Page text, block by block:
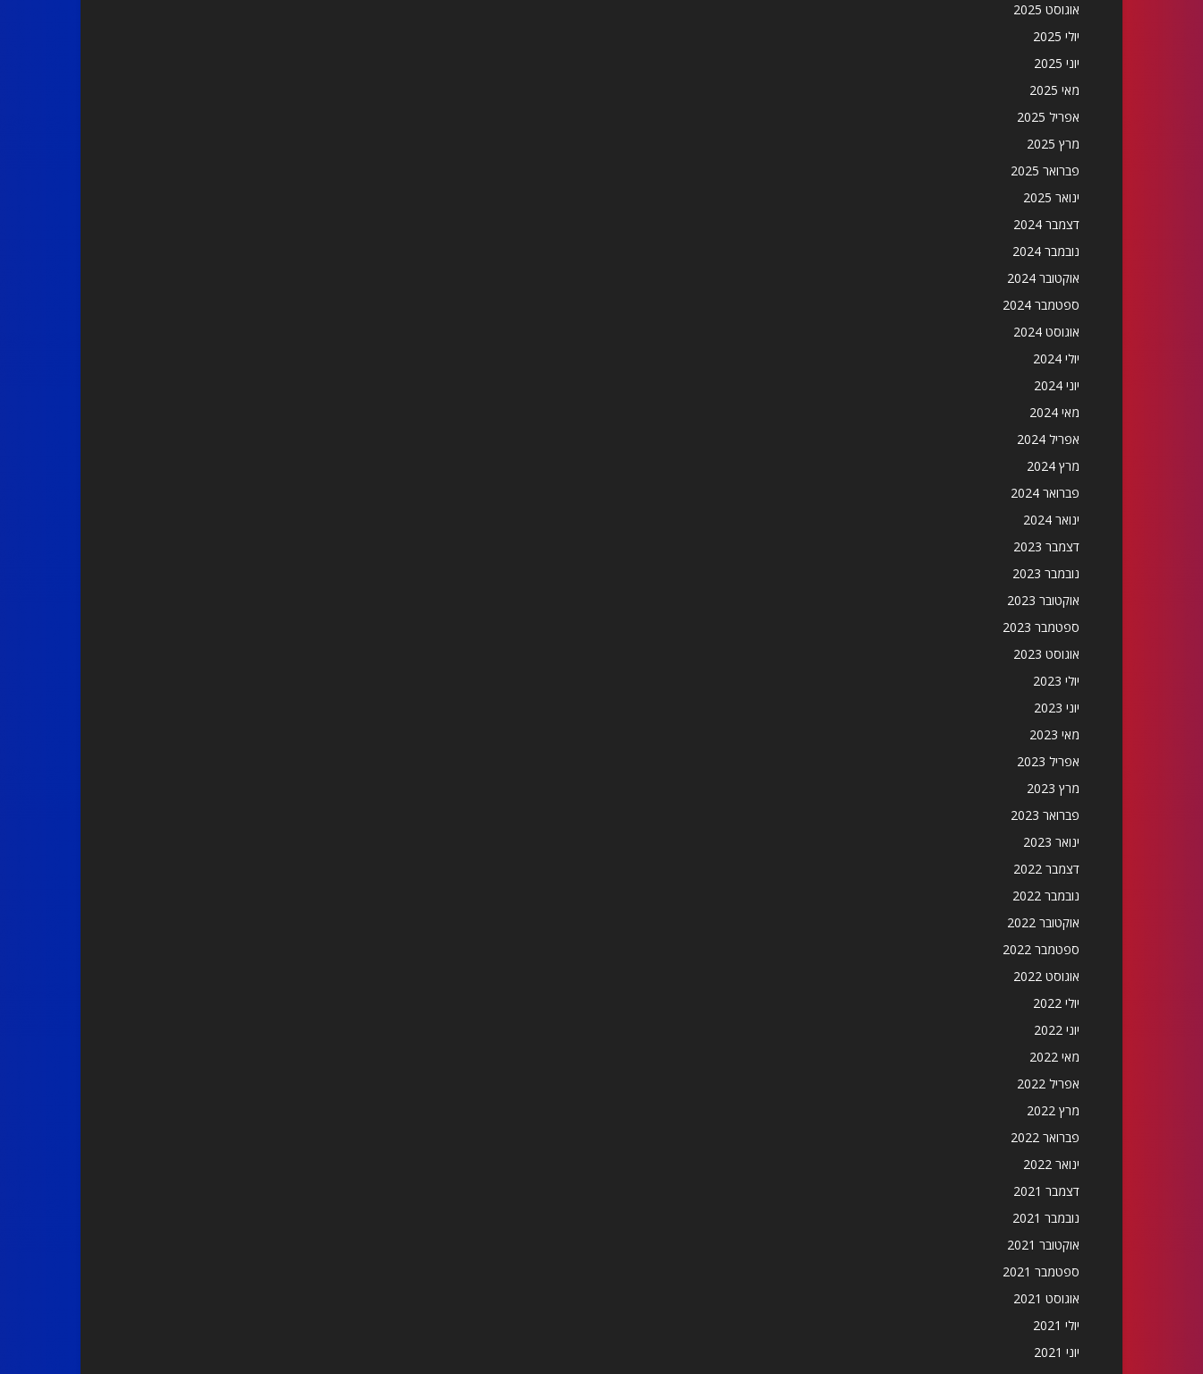
אוגוסט 2025
יולי 2025
יוני 2025
מאי 2025
אפריל 2025
מרץ 2025
פברואר 2025
ינואר 2025
דצמבר 2024
נובמבר 2024
אוקטובר 2024
ספטמבר 2024
אוגוסט 2024
יולי 2024
יוני 2024
מאי 2024
אפריל 2024
מרץ 2024
פברואר 2024
ינואר 2024
דצמבר 2023
נובמבר 2023
אוקטובר 2023
ספטמבר 2023
אוגוסט 2023
יולי 2023
יוני 2023
מאי 2023
אפריל 2023
מרץ 2023
פברואר 2023
ינואר 2023
דצמבר 2022
נובמבר 2022
אוקטובר 2022
ספטמבר 2022
אוגוסט 2022
יולי 2022
יוני 2022
מאי 2022
אפריל 2022
מרץ 2022
פברואר 2022
ינואר 2022
דצמבר 2021
נובמבר 2021
אוקטובר 2021
ספטמבר 2021
אוגוסט 2021
יולי 2021
יוני 2021